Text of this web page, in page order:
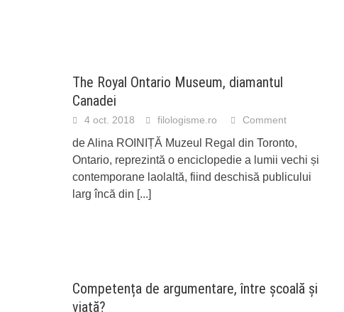
The Royal Ontario Museum, diamantul
Canadei
4 oct. 2018 filologisme.ro Comment
de Alina ROINIȚĂ Muzeul Regal din Toronto,
Ontario, reprezintă o enciclopedie a lumii vechi și
contemporane laolaltă, fiind deschisă publicului
larg încă din [...]
Competența de argumentare, între școală și
viață?